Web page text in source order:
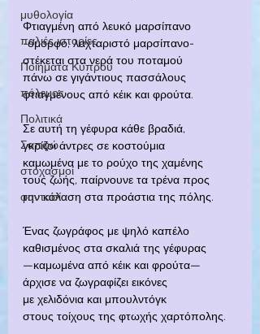
μυθολογία
παλιές ιστορίες
Ποιήματα Κύπρου
πόλεμος
Πολιτικά
Σαπφώ
στοχασμοί
φαντασία
Φτιαγμένη από λευκό μαρσίπανο
-όμορφο, λαχταριστό μαρσίπανο-
στέκεται στα νερά του ποταμού
πάνω σε γιγάντιους πασσάλους
φτιαγμένους από κέικ και φρούτα.
Σε αυτή τη γέφυρα κάθε βραδιά,
γκρίζοι άντρες σε κοστούμια
καμωμένα με το ρούχο της χαμένης
τους ζωής, παίρνουνε τα τρένα προς
την κόλαση στα προάστια της πόλης.
Ένας ζωγράφος με ψηλό καπέλο
καθισμένος στα σκαλιά της γέφυρας
—καμωμένα από κέικ και φρούτα—
άρχισε να ζωγραφίζει εικόνες
με χελιδόνια και μπουλντόγκ
στους τοίχους της φτωχής χαρτόπολης.